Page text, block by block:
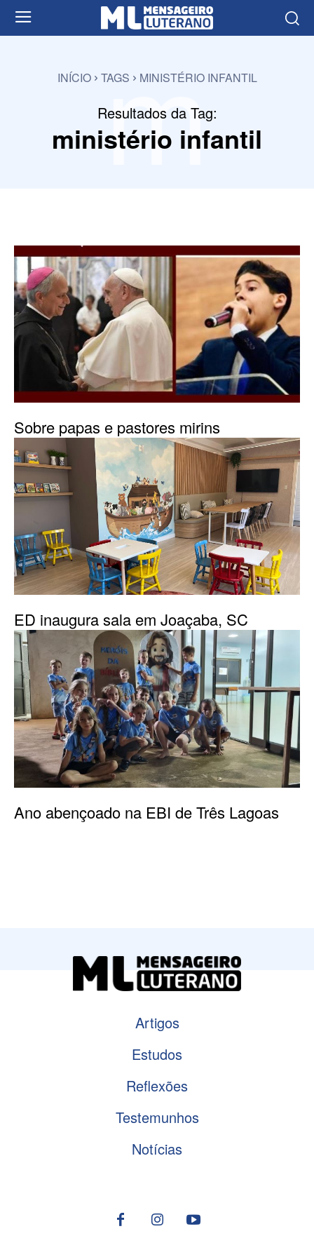
INÍCIO TAGS MINISTÉRIO INFANTIL
Resultados da Tag:
ministério infantil
m
Sobre papas e pastores mirins
ED inaugura sala em Joaçaba, SC
Ano abençoado na EBI de Três Lagoas
Artigos
Estudos
Reflexões
Testemunhos
Notícias